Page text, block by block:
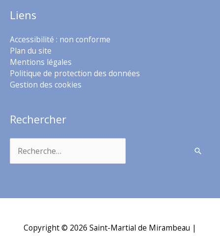
Liens
Accessibilité : non conforme
Plan du site
Mentions légales
Politique de protection des données
Gestion des cookies
Rechercher
Copyright © 2026 Saint-Martial de Mirambeau |